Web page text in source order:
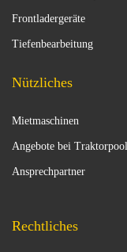
Frontladergeräte
Tiefenbearbeitung
Nützliches
Mietmaschinen
Angebote bei Traktorpool
Ansprechpartner
Rechtliches